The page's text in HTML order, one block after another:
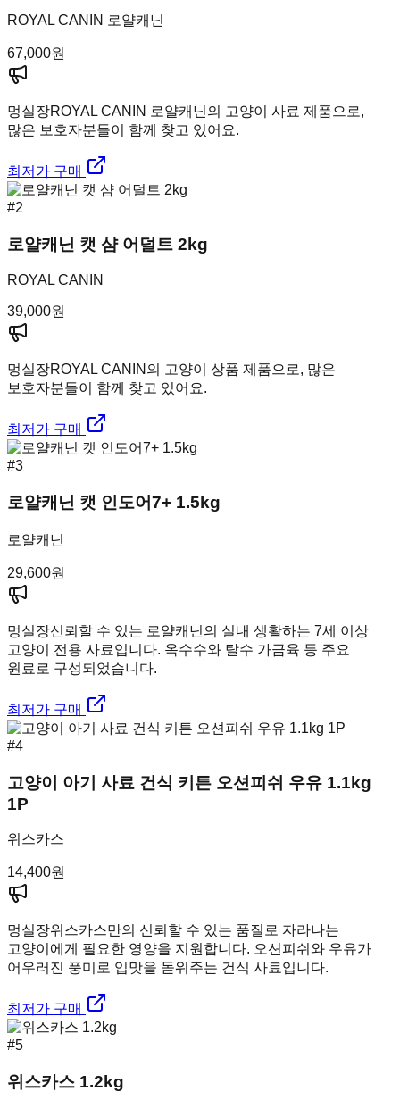
ROYAL CANIN 로얄캐닌
67,000원
멍실장ROYAL CANIN 로얄캐닌의 고양이 사료 제품으로,
많은 보호자분들이 함께 찾고 있어요.
최저가 구매
#2
로얄캐닌 캣 샴 어덜트 2kg
ROYAL CANIN
39,000원
멍실장ROYAL CANIN의 고양이 상품 제품으로, 많은
보호자분들이 함께 찾고 있어요.
최저가 구매
#3
로얄캐닌 캣 인도어7+ 1.5kg
로얄캐닌
29,600원
멍실장신뢰할 수 있는 로얄캐닌의 실내 생활하는 7세 이상
고양이 전용 사료입니다. 옥수수와 탈수 가금육 등 주요
원료로 구성되었습니다.
최저가 구매
#4
고양이 아기 사료 건식 키튼 오션피쉬 우유 1.1kg
1P
위스카스
14,400원
멍실장위스카스만의 신뢰할 수 있는 품질로 자라나는
고양이에게 필요한 영양을 지원합니다. 오션피쉬와 우유가
어우러진 풍미로 입맛을 돋워주는 건식 사료입니다.
최저가 구매
#5
위스카스 1.2kg